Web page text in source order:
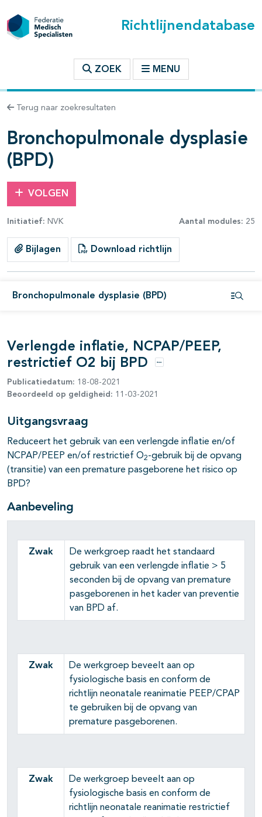
Richtlijnendatabase
ZOEK MENU
Terug naar zoekresultaten
Bronchopulmonale dysplasie
(BPD)
VOLGEN
Initiatief: NVK Aantal modules: 25
Bijlagen Download richtlijn
Bronchopulmonale dysplasie (BPD)
binnen deze richtlijn
Verlengde inflatie, NCPAP/PEEP,
restrictief O2 bij BPD
Opties
Publicatiedatum: 18-08-2021
Beoordeeld op geldigheid: 11-03-2021
Uitgangsvraag
Reduceert het gebruik van een verlengde inflatie en/of
NCPAP/PEEP en/of restrictief O2-gebruik bij de opvang
(transitie) van een premature pasgeborene het risico op
BPD?
Aanbeveling
Zwak
De werkgroep raadt het standaard
gebruik van een verlengde inflatie > 5
seconden bij de opvang van premature
pasgeborenen in het kader van preventie
van BPD af.
Zwak
De werkgroep beveelt aan op
fysiologische basis en conform de
richtlijn neonatale reanimatie PEEP/CPAP
te gebruiken bij de opvang van
premature pasgeborenen.
Zwak
De werkgroep beveelt aan op
fysiologische basis en conform de
richtlijn neonatale reanimatie restrictief